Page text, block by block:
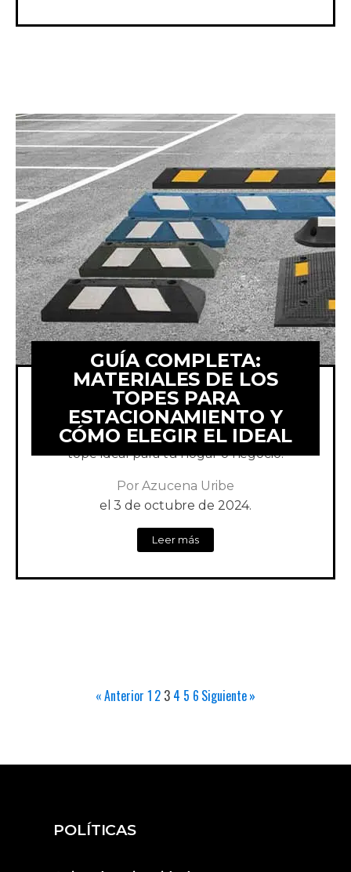
GUÍA COMPLETA:
MATERIALES DE LOS
TOPES PARA
ESTACIONAMIENTO Y
CÓMO ELEGIR EL IDEAL
Aprende sobre los diferentes materiales y
sus ventajas. ¡Guía completa para elegir el
tope ideal para tu hogar o negocio!
Por Azucena Uribe
el 3 de octubre de 2024.
Leer más
« Anterior 1 2 3 4 5 6 Siguiente »
POLÍTICAS